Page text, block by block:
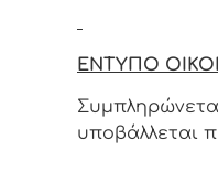
ΕΝΤΥΠΟ
υποβάλλεται